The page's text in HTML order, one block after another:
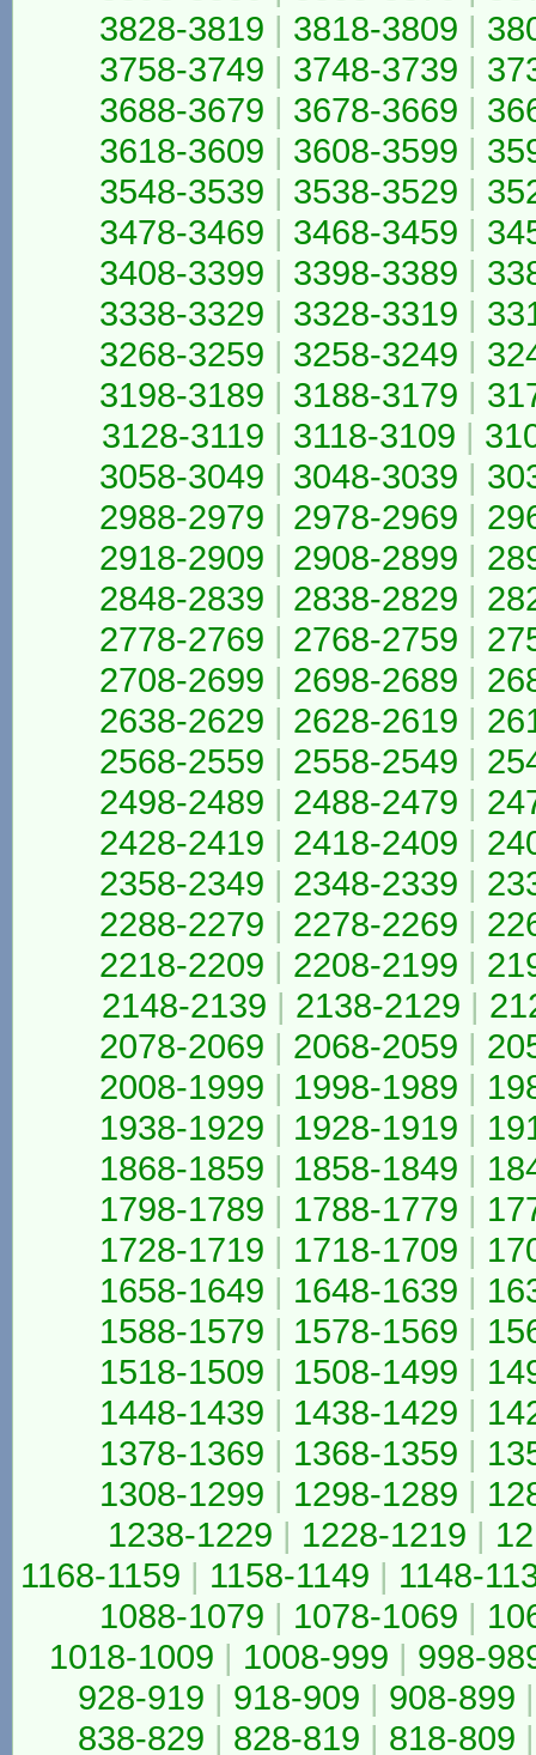
3828-3819 | 3818-3809 |
3758-3749 | 3748-3739 |
3688-3679 | 3678-3669 |
3618-3609 | 3608-3599 |
3548-3539 | 3538-3529 |
3478-3469 | 3468-3459 |
3408-3399 | 3398-3389 |
3338-3329 | 3328-3319 |
3268-3259 | 3258-3249 |
3198-3189 | 3188-3179 |
3128-3119 | 3118-3109 |
3058-3049 | 3048-3039 |
2988-2979 | 2978-2969 |
2918-2909 | 2908-2899 |
2848-2839 | 2838-2829 |
2778-2769 | 2768-2759 |
2708-2699 | 2698-2689 |
2638-2629 | 2628-2619 |
2568-2559 | 2558-2549 |
2498-2489 | 2488-2479 |
2428-2419 | 2418-2409 |
2358-2349 | 2348-2339 |
2288-2279 | 2278-2269 |
2218-2209 | 2208-2199 |
2148-2139 | 2138-2129 |
2078-2069 | 2068-2059 |
2008-1999 | 1998-1989 |
1938-1929 | 1928-1919 |
1868-1859 | 1858-1849 |
1798-1789 | 1788-1779 |
1728-1719 | 1718-1709 |
1658-1649 | 1648-1639 |
1588-1579 | 1578-1569 |
1518-1509 | 1508-1499 |
1448-1439 | 1438-1429 |
1378-1369 | 1368-1359 |
1308-1299 | 1298-1289 |
1238-1229 | 1228-1219 |
1168-1159 | 1158-1149 | 1148-
1088-1079 | 1078-1069 |
1018-1009 | 1008-999 | 998-
928-919 | 918-909 | 908-899 |
838-829 | 828-819 | 818-809 |